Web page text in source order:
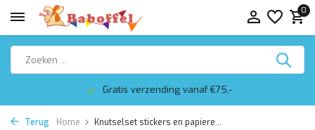
0
Gratis verzending vanaf €75,-
Terug Home Knutselset stickers en papiere...